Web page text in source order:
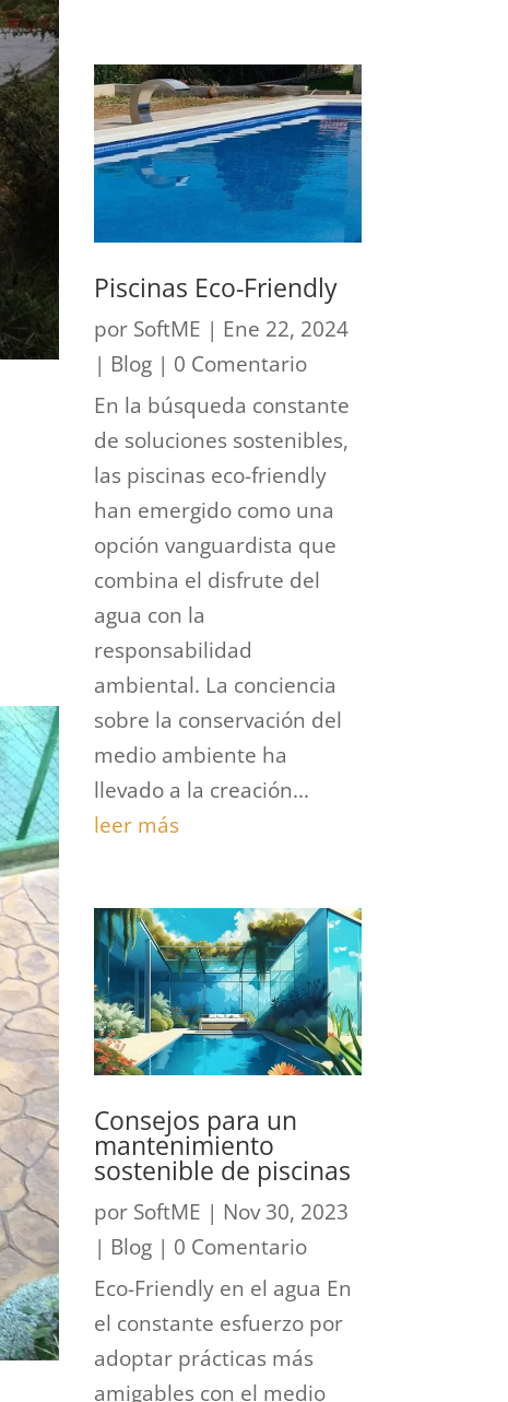
Piscinas Eco-Friendly
por SoftME | Ene 22, 2024
| Blog| 0 Comentario
En la búsqueda constante
de soluciones sostenibles,
las piscinas eco-friendly
han emergido como una
opción vanguardista que
combina el disfrute del
agua con la
responsabilidad
ambiental. La conciencia
sobre la conservación del
medio ambiente ha
llevado a la creación...
leer más
Consejos para un
mantenimiento
sostenible de piscinas
por SoftME | Nov 30, 2023
| Blog| 0 Comentario
Eco-Friendly en el agua En
el constante esfuerzo por
adoptar prácticas más
amigables con el medio